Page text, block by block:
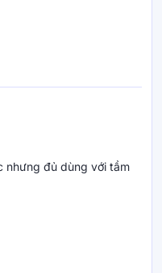
nhưng đủ dùng với tầm